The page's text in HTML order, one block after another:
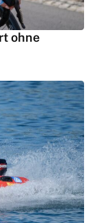
ohne